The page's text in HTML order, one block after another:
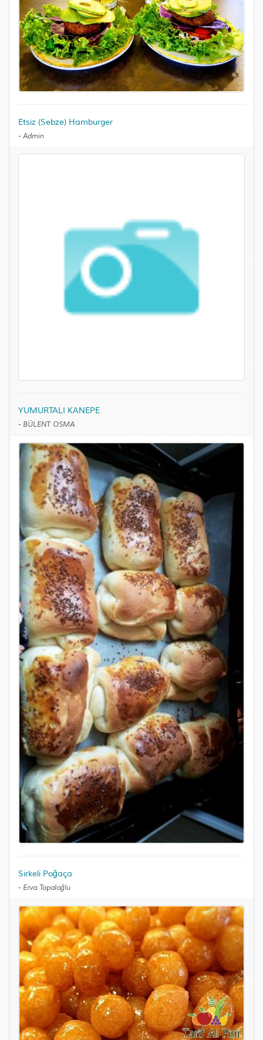
Etsiz (Sebze) Hamburger
- Admin
YUMURTALI KANEPE
- BÜLENT OSMA
Sirkeli Poğaça
- Erva Topaloğlu